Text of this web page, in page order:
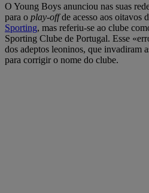
O Young Boys anunciou nas suas
para o play-offde acesso aos oitavos
Sporting, mas referiu-se ao clube
Sporting Clube de Portugal. Esse
dos adeptos leoninos, que invadiram
para corrigir o nome do clube.